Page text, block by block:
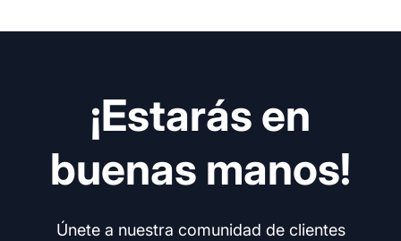
¡Estarás en
buenas manos!
Únete a nuestra comunidad de clientes